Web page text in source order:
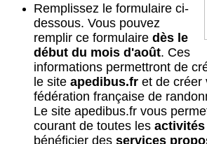
Remplissez le formulaire ci-
dessous. Vous pouvez
remplir ce formulaire dès le
début du mois d'août. Ces
informations permettront de
le site apedibus.fr et de créer
fédération française de
Le site apedibus.fr vous
courant de toutes les
bénéficier des services